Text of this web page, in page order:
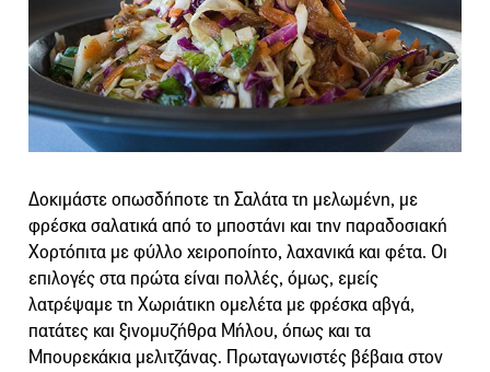
Δοκιμάστε οπωσδήποτε τη Σαλάτα τη μελωμένη, με
φρέσκα σαλατικά από το μποστάνι και την παραδοσιακή
Χορτόπιτα με φύλλο χειροποίητο, λαχανικά και φέτα. Οι
επιλογές στα πρώτα είναι πολλές, όμως, εμείς
λατρέψαμε τη Χωριάτικη ομελέτα με φρέσκα αβγά,
πατάτες και ξινομυζήθρα Μήλου, όπως και τα
Μπουρεκάκια μελιτζάνας. Πρωταγωνιστές βέβαια στον